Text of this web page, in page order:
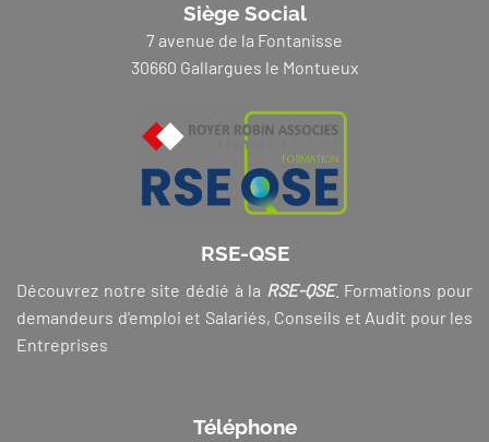
Siège Social
7 avenue de la Fontanisse
30660 Gallargues le Montueux
RSE-QSE
Découvrez notre site dédié à la RSE-QSE. Formations pour
demandeurs d’emploi et Salariés, Conseils et Audit pour les
Entreprises
Téléphone